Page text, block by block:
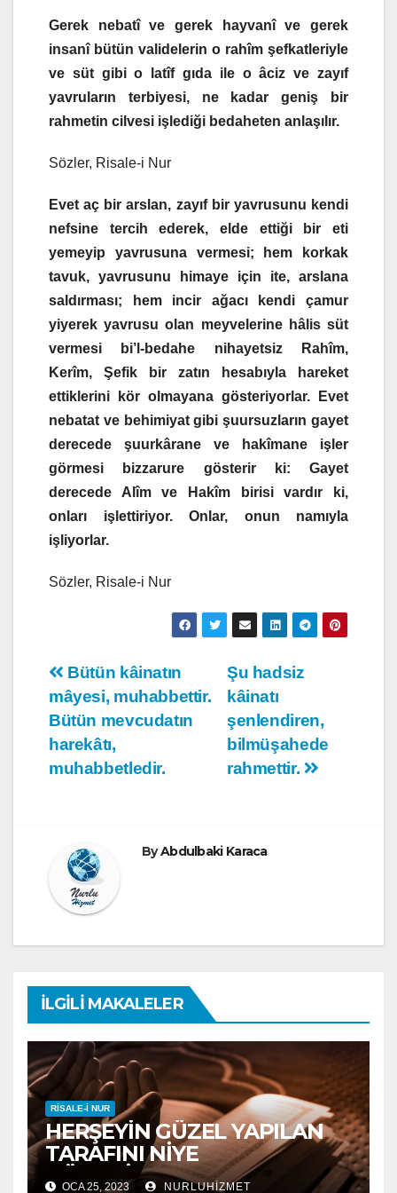
Gerek nebatî ve gerek hayvanî ve gerek
insanî bütün validelerin o rahîm şefkatleriyle
ve süt gibi o latîf gıda ile o âciz ve zayıf
yavruların terbiyesi, ne kadar geniş bir
rahmetin cilvesi işlediği bedaheten anlaşılır.
Sözler, Risale-i Nur
Evet aç bir arslan, zayıf bir yavrusunu kendi
nefsine tercih ederek, elde ettiği bir eti
yemeyip yavrusuna vermesi; hem korkak
tavuk, yavrusunu himaye için ite, arslana
saldırması; hem incir ağacı kendi çamur
yiyerek yavrusu olan meyvelerine hâlis süt
vermesi bi’l-bedahe nihayetsiz Rahîm,
Kerîm, Şefik bir zatın hesabıyla hareket
ettiklerini kör olmayana gösteriyorlar. Evet
nebatat ve behimiyat gibi şuursuzların gayet
derecede şuurkârane ve hakîmane işler
görmesi bizzarure gösterir ki: Gayet
derecede Alîm ve Hakîm birisi vardır ki,
onları işlettiriyor. Onlar, onun namıyla
işliyorlar.
Sözler, Risale-i Nur
Yazı
gezinmesi
Şu hadsiz
kâinatı
şenlendiren,
bilmüşahede
rahmettir.
Bütün kâinatın
mâyesi, muhabbettir.
Bütün mevcudatın
harekâtı,
muhabbetledir.
ByAbdulbaki Karaca
İLGILI MAKALELER
RISALE-I NUR
HERŞEYİN GÜZEL YAPILAN
TARAFINI NİYE
GÖREMİYORUZ ?
OCA 25, 2023 NURLUHIZMET